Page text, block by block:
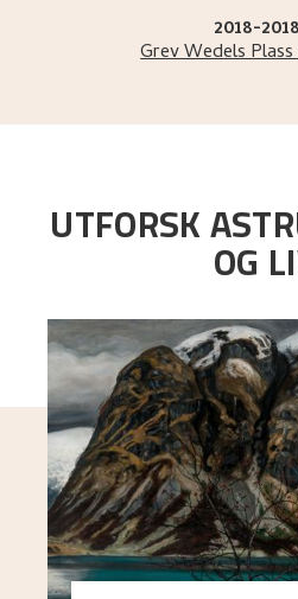
2018-
Grev Wedels
UTFORSK
OG